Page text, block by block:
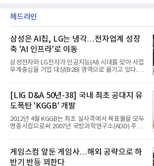
헤드라인
삼성은 AI칩, LG는 냉각…전자업계 성장
축 'AI 인프라'로 이동
삼성전자와 LG전자가 인공지능(AI) 시대를 맞아 사업
무게중심을 기업 대상(B2B) 영역으로 옮기고 있다.
접어든 가운데 삼성전자는 AI 반도체를 중심으로 데
이터센터 생태계 공략을 강화하고 LG전자는 냉각솔
루션·전장·로봇 등 기업용 솔루션 사업 확대에 속도를
내고 있다.9일 업계에 따르면 LG전자는 2분기 생활가
전과 프리미엄 제품 경쟁력에 더해 B2B 사업 확대 효
과로 수익성을 방어한 반면 삼성전자는 디바이스경험
(DX) 부문의 TV·생활가전 수익성이 악화됐다. 대신 삼
사업 확대
[LIG D&A 50년-38] 국내 최초 공대지 유
도폭탄 'KGGB' 개발
2012년 4월 KGGB는 최초 실사격에서 목표물을 모두
명중시킴으로써 2007년 국방과학연구소(ADD) 주관
체로 참여했다. 체계개발에는 총 400여억 원의 개발
비와 62개월의 기간이 소요됐다. 한국형 GPS 유도폭
탄 KGGB(Korea GPS Guided Bomb)는 국내 최초
의 공대지 유도폭탄으로 2012년에 최종 전투용 적합
게임스컴 앞둔 게임사…해외 공략으로 하
반기 반등 꾀한다